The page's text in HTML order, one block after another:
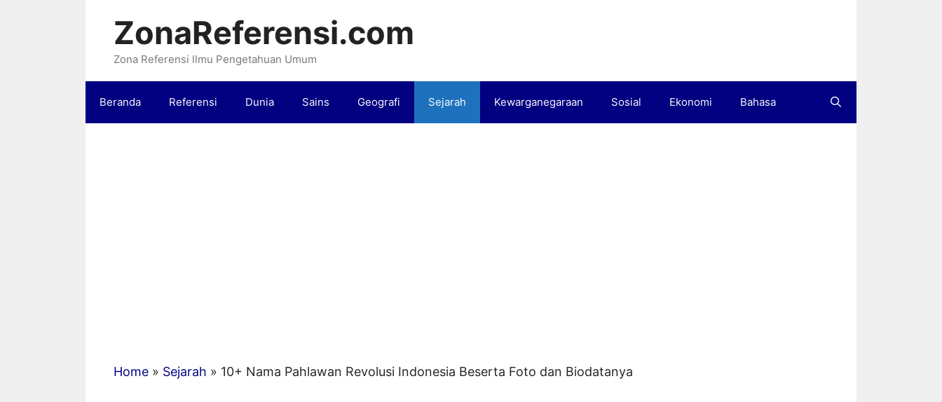
ZonaReferensi.com
Zona Referensi llmu Pengetahuan Umum
Beranda Referensi Dunia Sains Geografi Sejarah Kewarganegaraan Sosial Ekonomi Bahasa
Home » Sejarah » 10+ Nama Pahlawan Revolusi Indonesia Beserta Foto dan Biodatanya